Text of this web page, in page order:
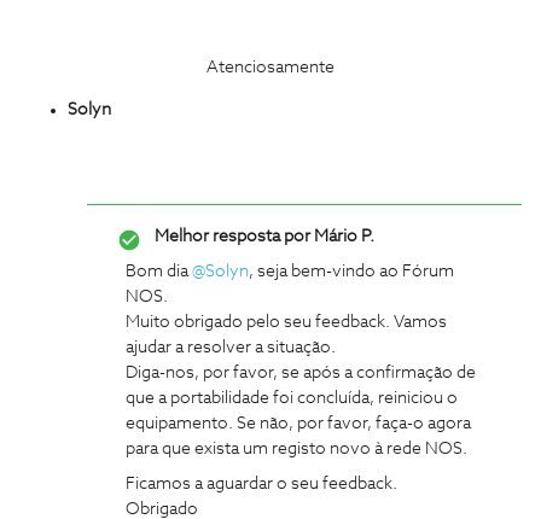
Atenciosamente
Solyn
Melhor resposta porMário P.
Bom dia@Solyn, seja bem-vindo ao Fórum
NOS.
Muito obrigado pelo seu feedback. Vamos
ajudar a resolver a situação.
Diga-nos, por favor, se após a confirmação de
que a portabilidade foi concluída, reiniciou o
equipamento. Se não, por favor, faça-o agora
para que exista um registo novo à rede NOS.
Ficamos a aguardar o seu feedback.
Obrigado